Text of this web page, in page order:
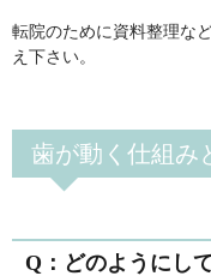
転院のために資料整理な
え下さい。
歯が動く仕組み
Q：どのようにし